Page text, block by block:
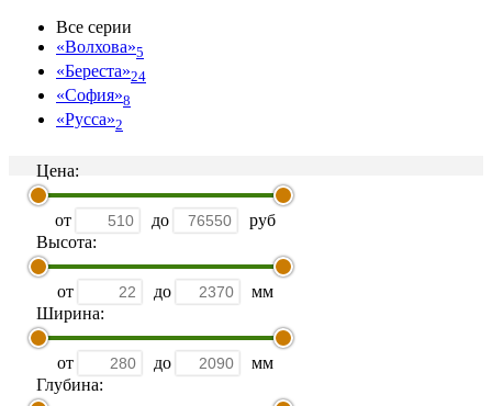
Все серии
«Волхова»5
«Береста»24
«София»8
«Русса»2
Цена:
от до
руб
Высота:
от до
мм
Ширина:
от до
мм
Глубина: